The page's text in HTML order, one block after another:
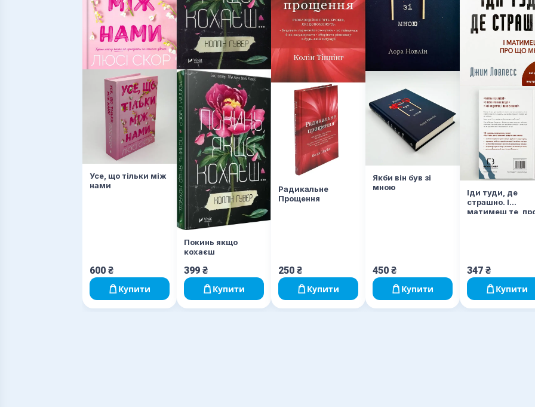
Усе, що тільки між
нами
600 ₴
Купити
Покинь якщо
кохаєш
399 ₴
Купити
Радикальне
Прощення
250 ₴
Купити
Якби він був зі
мною
450 ₴
Купити
Іди туди, де
страшно. І
матимеш те,
347 ₴
Купити